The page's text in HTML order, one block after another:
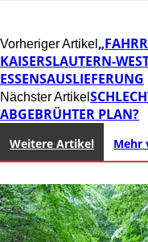
Vorheriger Artikel
KAISERSLAUTERN-
ESSENSAUSLIEFERUNG
Nächster Artikel
ABGEBRÜHTER PLAN?
Weitere Artikel Mehr
NEUER